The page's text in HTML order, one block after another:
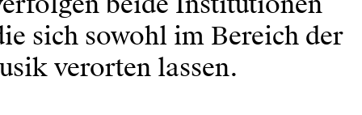
sich sowohl im Bereich der
verorten lassen.